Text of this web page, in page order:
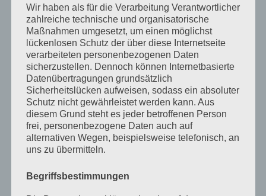
Heilpratkiker für Psychotherapie
Infos
Messe
Presse
Prüfung
Termine
Veranstaltungen
Vortagsreihe
Vorträge
Wir haben als für die Verarbeitung Verantwortlicher
zahlreiche technische und organisatorische
Maßnahmen umgesetzt, um einen möglichst
lückenlosen Schutz der über diese Internetseite
verarbeiteten personenbezogenen Daten
sicherzustellen. Dennoch können Internetbasierte
Datenübertragungen grundsätzlich
Sicherheitslücken aufweisen, sodass ein absoluter
Schutz nicht gewährleistet werden kann. Aus
diesem Grund steht es jeder betroffenen Person
frei, personenbezogene Daten auch auf
alternativen Wegen, beispielsweise telefonisch, an
uns zu übermitteln.
Begriffsbestimmungen